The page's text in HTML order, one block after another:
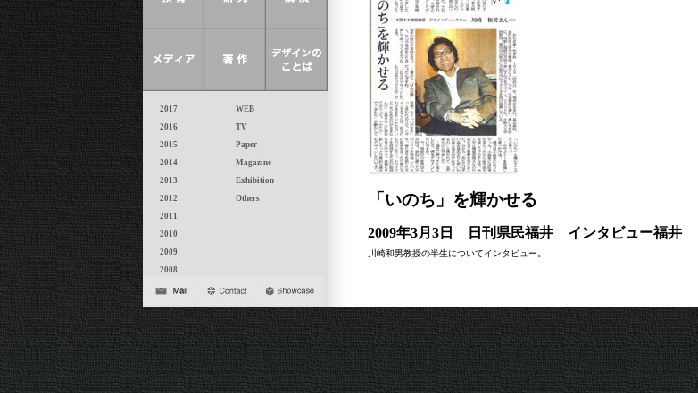
2017
2016
2015
2014
2013
2012
2011
2010
2009
2008
WEB
TV
Paper
Magazine
Exhibition
Others
「いのち」を輝かせる
2009年3月3日 日刊県民福井 インタビュー福井
川崎和男教授の半生についてインタビュー。